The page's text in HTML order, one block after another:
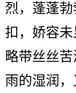
烈，蓬蓬
扣，娇容
略带丝丝
雨的湿润